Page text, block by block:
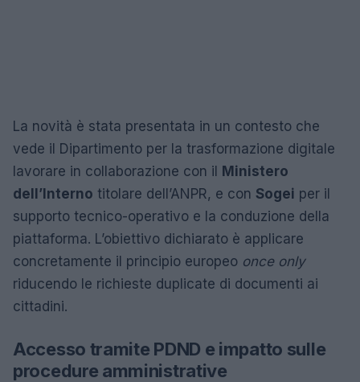
La novità è stata presentata in un contesto che
vede il Dipartimento per la trasformazione digitale
lavorare in collaborazione con il
Ministero
dell’Interno titolare dell’ANPR, e con Sogei per il
supporto tecnico-operativo e la conduzione della
piattaforma. L’obiettivo dichiarato è applicare
concretamente il principio europeo once only
riducendo le richieste duplicate di documenti ai
cittadini.
Accesso tramite PDND e impatto sulle
procedure amministrative